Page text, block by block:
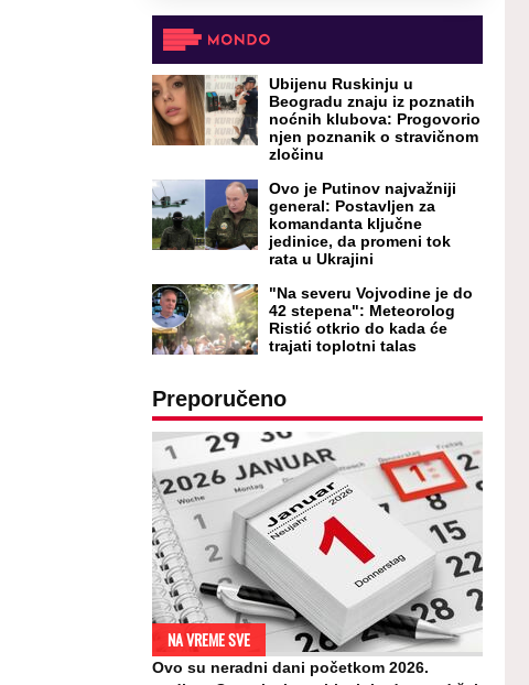
Ubijenu Ruskinju u
Beogradu znaju iz poznatih
noćnih klubova: Progovorio
njen poznanik o stravičnom
zločinu
Ovo je Putinov najvažniji
general: Postavljen za
komandanta ključne
jedinice, da promeni tok
rata u Ukrajini
"Na severu Vojvodine je do
42 stepena": Meteorolog
Ristić otkrio do kada će
trajati toplotni talas
Preporučeno
NA VREME SVE
Ovo su neradni dani početkom 2026.